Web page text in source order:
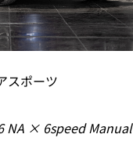
スポーツ
NA × 6speed Manual